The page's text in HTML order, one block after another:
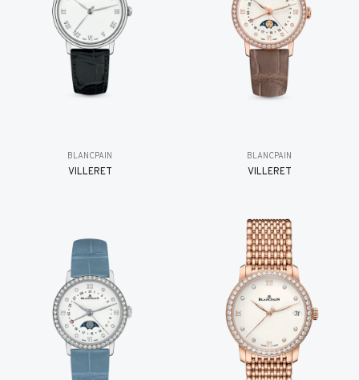
BLANCPAIN
VILLERET
BLANCPAIN
VILLERET